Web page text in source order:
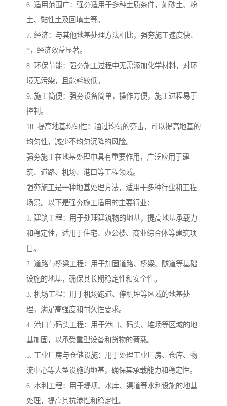
6. 适用范围广：强夯适用于多种土质条件，如砂土、粉
土、黏性土及回填土等。
7. 经济：与其他地基处理方法相比，强夯施工速度快、
*，经济效益显著。
8. 环保节能：强夯施工过程中无需添加化学材料，对环
境无污染，且能耗较低。
9. 施工简便：强夯设备简单，操作方便，施工过程易于
控制。
10. 提高地基均匀性：通过均匀的夯击，可以提高地基的
均匀性，减少不均匀沉降的风险。
强夯施工在地基处理中具有重要作用，广泛应用于建
筑、道路、机场、港口等工程领域。
强夯施工是一种地基处理方法，适用于多种行业和工程
场景。以下是强夯施工适用的主要行业：
1. 建筑工程：用于处理建筑物的地基，提高地基承载力
和稳定性，适用于住宅、办公楼、商业综合体等建筑项
目。
2. 道路与桥梁工程：用于加固道路、桥梁、隧道等基础
设施的地基，确保其长期稳定性和安全性。
3. 机场工程：用于机场跑道、停机坪等区域的地基处
理，满足高强度和耐久性要求。
4. 港口与码头工程：用于港口、码头、堆场等区域的地
基加固，以承受重型设备和货物的荷载。
5. 工业厂房与仓储设施：用于处理工业厂房、仓库、物
流中心等大型设施的地基，确保其承载能力和稳定性。
6. 水利工程：用于堤坝、水库、渠道等水利设施的地基
处理，提高其抗渗性和稳定性。